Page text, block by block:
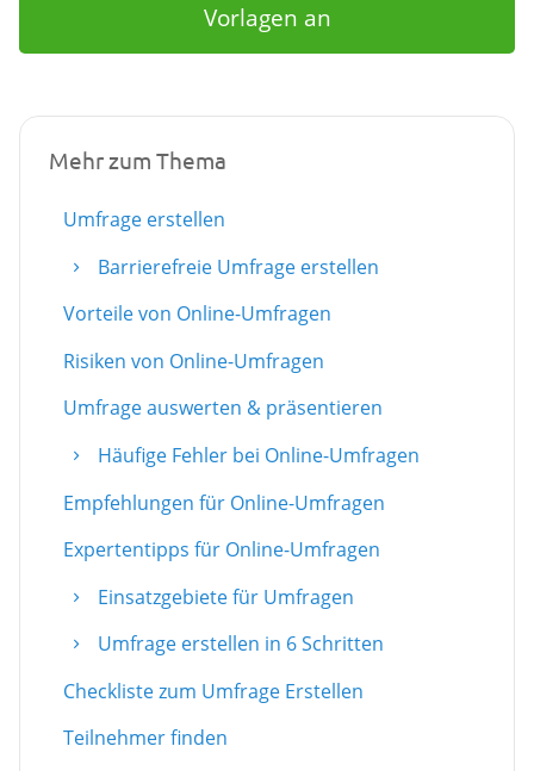
Vorlagen an
Mehr zum Thema
Umfrage erstellen
Barrierefreie Umfrage erstellen
Vorteile von Online-Umfragen
Risiken von Online-Umfragen
Umfrage auswerten & präsentieren
Häufige Fehler bei Online-Umfragen
Empfehlungen für Online-Umfragen
Expertentipps für Online-Umfragen
Einsatzgebiete für Umfragen
Umfrage erstellen in 6 Schritten
Checkliste zum Umfrage Erstellen
Teilnehmer finden